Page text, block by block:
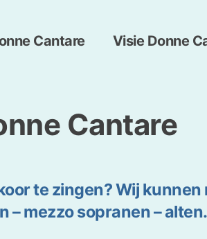
Cantare Visie Donne
Cantare
te zingen? Wij
– mezzo sopranen –